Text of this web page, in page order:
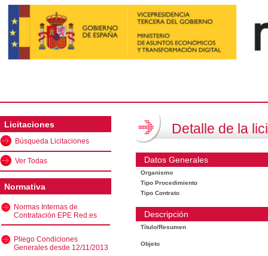
Licitaciones
Búsqueda Licitaciones
Ver Todas
Normativa
Normas Internas de
Contratación EPE Red.es
Pliego Condiciones
Generales desde 12/11/2013
Detalle de la
Datos Generales
Organismo
Tipo Procedimiento
Tipo Contrato
Descripción
Título/Resumen
Objeto